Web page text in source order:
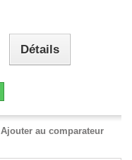
Détails
Ajouter au comparateur